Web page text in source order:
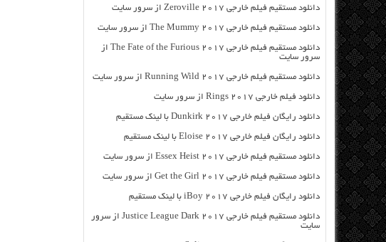
دانلود مستقیم فیلم خارجی Zeroville 2017 از سرور سایت
دانلود مستقیم فیلم خارجی The Mummy 2017 از سرور سایت
دانلود مستقیم فیلم خارجی The Fate of the Furious 2017 از
سرور سایت
دانلود مستقیم فیلم خارجی Running Wild 2017 از سرور سایت
دانلود فیلم خارجی Rings 2017 از سرور سایت
دانلود رایگان فیلم خارجی Dunkirk 2017 با لینک مستقیم
دانلود رایگان فیلم خارجی Eloise 2017 با لینک مستقیم
دانلود مستقیم فیلم خارجی Essex Heist 2017 از سرور سایت
دانلود مستقیم فیلم خارجی Get the Girl 2017 از سرور سایت
دانلود رایگان فیلم خارجی iBoy 2017 با لینک مستقیم
دانلود مستقیم فیلم خارجی Justice League Dark 2017 از سرور
سایت